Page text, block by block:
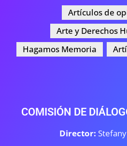
Artículos de
Arte y Derechos
Hagamos Memoria
COMISIÓN DE
Director: